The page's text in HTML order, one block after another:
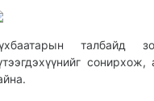
талбайд